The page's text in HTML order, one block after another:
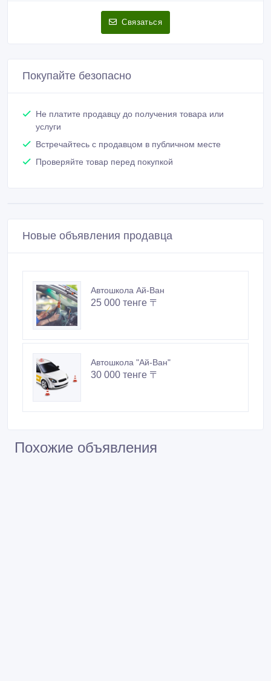
Связаться
Покупайте безопасно
Не платите продавцу до получения товара или
услуги
Встречайтесь с продавцом в публичном месте
Проверяйте товар перед покупкой
Новые объявления продавца
Автошкола Ай-Ван
25 000 тенге 〒
Автошкола "Ай-Ван"
30 000 тенге 〒
Похожие объявления